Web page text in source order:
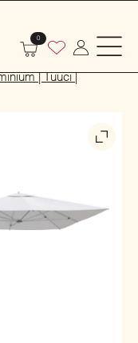
0
| Tuuci |